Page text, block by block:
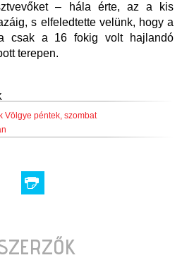
– hála érte, az a kis
s elfeledtette velünk, hogy a
csak a 16 fokig volt hajlandó
terepen.
Völgye péntek, szombat